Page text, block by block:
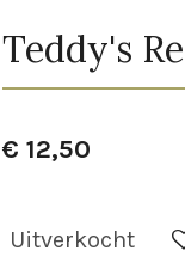
Teddy's
€ 12,50
Uitverkocht